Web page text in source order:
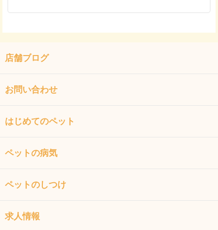
店舗ブログ
お問い合わせ
はじめてのペット
ペットの病気
ペットのしつけ
求人情報